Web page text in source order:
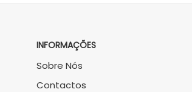
INFORMAÇÕES
Sobre Nós
Contactos